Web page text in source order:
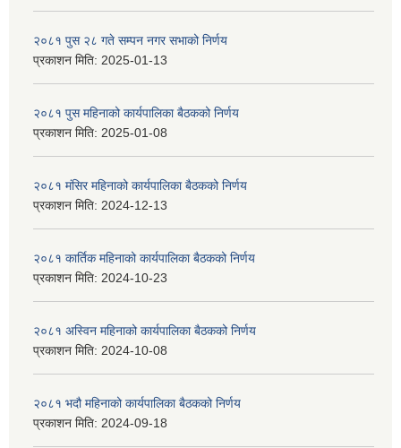
२०८१ पुस २८ गते सम्प‍न नगर सभाको निर्णय
प्रकाशन मिति: 2025-01-13
२०८१ पुस महिनाको कार्यपालिका बैठकको निर्णय
प्रकाशन मिति: 2025-01-08
२०८१ मंसिर महिनाको कार्यपालिका बैठकको निर्णय
प्रकाशन मिति: 2024-12-13
२०८१ कार्तिक महिनाको कार्यपालिका बैठकको निर्णय
प्रकाशन मिति: 2024-10-23
२०८१ अस्विन महिनाको कार्यपालिका बैठकको निर्णय
प्रकाशन मिति: 2024-10-08
२०८१ भदौ महिनाको कार्यपालिका बैठकको निर्णय
प्रकाशन मिति: 2024-09-18